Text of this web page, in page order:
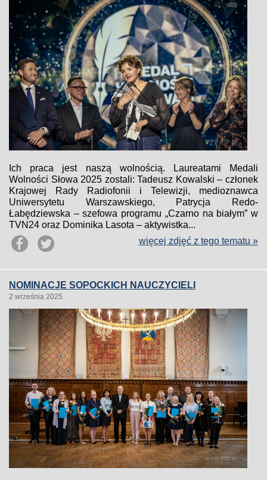
Ich praca jest naszą wolnością. Laureatami Medali
Wolności Słowa 2025 zostali: Tadeusz Kowalski – członek
Krajowej Rady Radiofonii i Telewizji, medioznawca
Uniwersytetu Warszawskiego, Patrycja Redo-
Łabędziewska – szefowa programu „Czarno na białym” w
TVN24 oraz Dominika Lasota – aktywistka...
więcej zdjęć z tego tematu »
NOMINACJE SOPOCKICH NAUCZYCIELI
2 września 2025